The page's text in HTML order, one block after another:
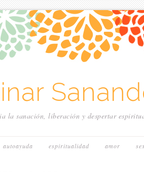
la sanación, liberación y despertar
autoayuda espiritualidad amor